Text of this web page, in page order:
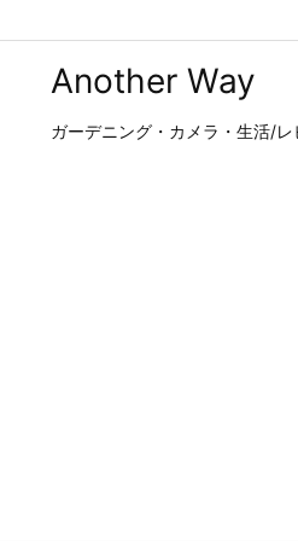
Another Way
ガーデニング・カメラ・生活/